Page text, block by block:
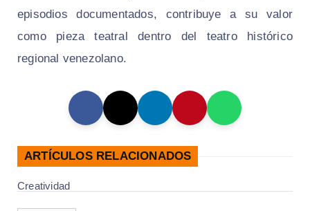
episodios documentados, contribuye a su valor
como pieza teatral dentro del teatro histórico
regional venezolano.
ARTÍCULOS RELACIONADOS
Creatividad